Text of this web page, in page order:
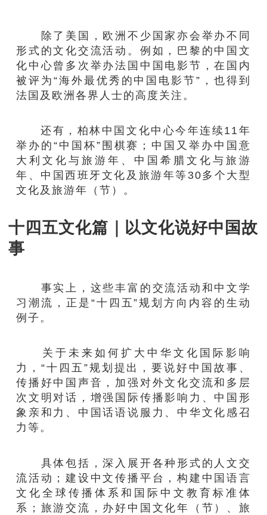
除了美国，欧洲不少国家亦会举办不同
形式的文化交流活动。例如，巴黎的中国文
化中心曾多次举办法国中国电影节，在国内
被评为“海外最优秀的中国电影节”，也得到
法国及欧洲各界人士的高度关注。
还有，柏林中国文化中心今年连续11年
举办的“中国杯”围棋赛；中国又举办中国意
大利文化与旅游年、中国希腊文化与旅游
年、中国西班牙文化及旅游年等30多个大型
文化及旅游年（节）。
十四五文化篇｜以文化说好中国故
事
事实上，这些丰富的交流活动和中文学
习潮流，正是“十四五”规划方向内容的生动
例子。
关于未来如何扩大中华文化国际影响
力，“十四五”规划提出，要说好中国故事、
传播好中国声音，加强对外文化交流和多层
次文明对话，增强国际传播影响力、中国形
象亲和力、中国话语说服力、中华文化感召
力等。
具体包括，深入展开各种形式的人文交
流活动；建设中文传播平台，构建中国语言
文化全球传播体系和国际中文教育标准体
系；旅游交流，办好中国文化年（节）、旅